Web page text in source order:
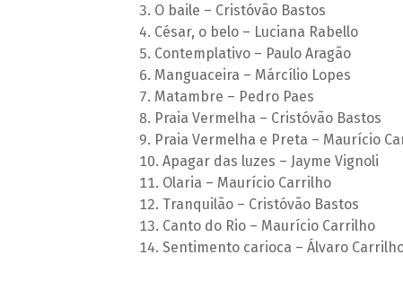
O baile – Cristóvão Bastos
César, o belo – Luciana Rabello
Contemplativo – Paulo Aragão
Manguaceira – Márcílio Lopes
Matambre – Pedro Paes
Praia Vermelha – Cristóvão Bastos
Praia Vermelha e Preta – Maurício
Apagar das luzes – Jayme Vignoli
Olaria – Maurício Carrilho
Tranquilão – Cristóvão Bastos
Canto do Rio – Maurício Carrilho
Sentimento carioca – Álvaro